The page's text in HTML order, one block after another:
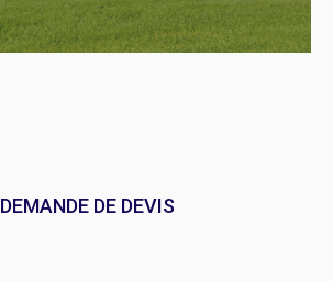
DEMANDE DE DEVIS